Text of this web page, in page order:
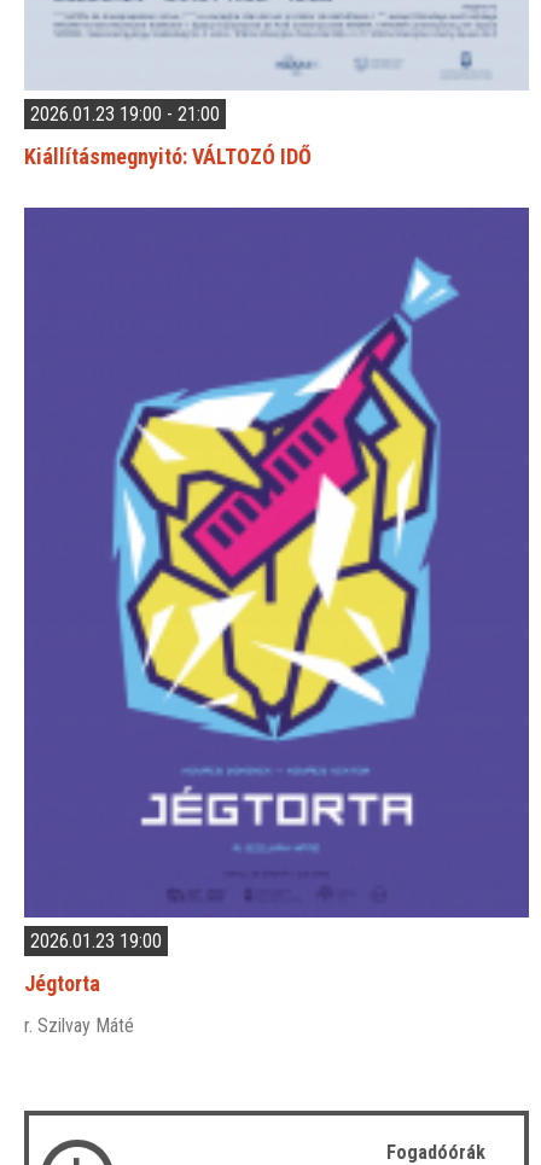
2026.01.23 19:00 - 21:00
Kiállításmegnyitó: VÁLTOZÓ IDŐ
2026.01.23 19:00
Jégtorta
r. Szilvay Máté
Fogadóórák